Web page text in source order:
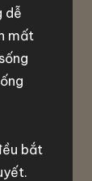
dễ
mất
bắt